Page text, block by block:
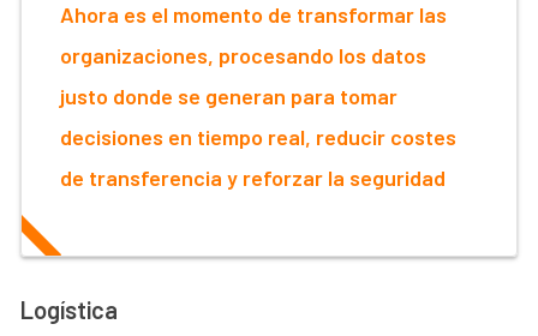
Ahora es el momento de transformar las
organizaciones, procesando los datos
justo donde se generan para tomar
decisiones en tiempo real, reducir costes
de transferencia y reforzar la seguridad
Logística